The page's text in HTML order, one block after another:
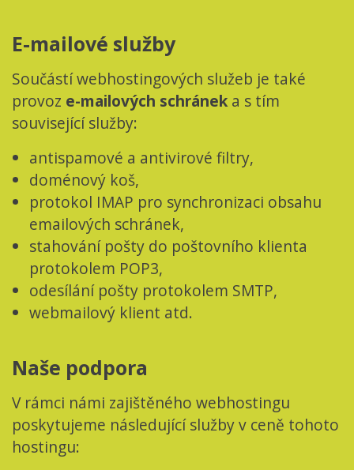
E-mailové služby
Součástí webhostingových služeb je také
provoz e-mailových schránek a s tím
související služby:
antispamové a antivirové filtry,
doménový koš,
protokol IMAP pro synchronizaci obsahu
emailových schránek,
stahování pošty do poštovního klienta
protokolem POP3,
odesílání pošty protokolem SMTP,
webmailový klient atd.
Naše podpora
V rámci námi zajištěného webhostingu
poskytujeme následující služby v ceně tohoto
hostingu: